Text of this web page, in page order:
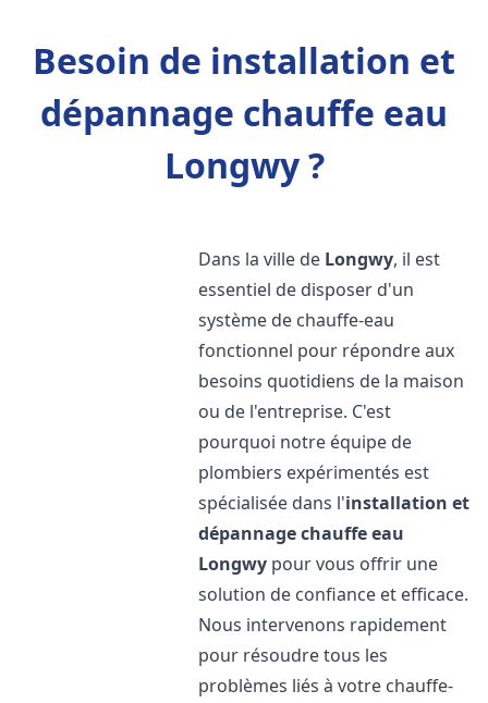
Besoin de installation et
dépannage chauffe eau
Longwy ?
Dans la ville de Longwy, il est
essentiel de disposer d'un
système de chauffe-eau
fonctionnel pour répondre aux
besoins quotidiens de la maison
ou de l'entreprise. C'est
pourquoi notre équipe de
plombiers expérimentés est
spécialisée dans l'installation et
dépannage chauffe eau
Longwy pour vous offrir une
solution de confiance et efficace.
Nous intervenons rapidement
pour résoudre tous les
problèmes liés à votre chauffe-